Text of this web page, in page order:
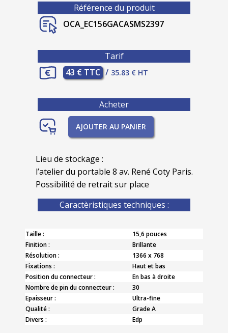
Référence du produit
OCA_EC156GACASMS2397
Tarif
43 € TTC / 35.83 € HT
Acheter
AJOUTER AU PANIER
Lieu de stockage :
l’atelier du portable 8 av. René Coty Paris.
Possibilité de retrait sur place
Caractèristiques techniques :
Taille :
15,6 pouces
Finition :
Brillante
Résolution :
1366 x 768
Fixations :
Haut et bas
Position du connecteur :
En bas à droite
Nombre de pin du connecteur :
30
Epaisseur :
Ultra-fine
Qualité :
Grade A
Divers :
Edp